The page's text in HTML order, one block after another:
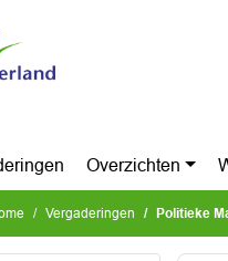
Overzichten
Vergaderingen Politieke